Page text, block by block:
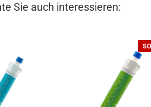
Sie auch interessieren: